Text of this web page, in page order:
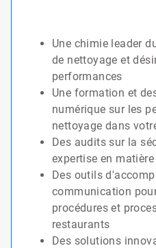
Une chimie leader
de nettoyage et
performances
Une formation et
numérique sur les
nettoyage dans
Des audits sur la
expertise en
Des outils
communication
procédures et
restaurants
Des solutions